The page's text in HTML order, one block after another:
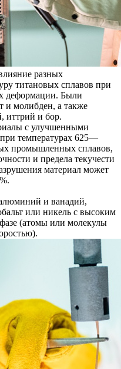
разных
титановых сплавов при
деформации. Были
и молибден, а также
иттрий и бор.
с улучшенными
при температурах 625—
промышленных сплавов,
и предела текучести
материал может
и ванадий,
или никель с высоким
(атомы или молекулы